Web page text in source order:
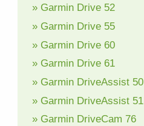
» Garmin Drive 52
» Garmin Drive 55
» Garmin Drive 60
» Garmin Drive 61
» Garmin DriveAssist 50
» Garmin DriveAssist 51
» Garmin DriveCam 76